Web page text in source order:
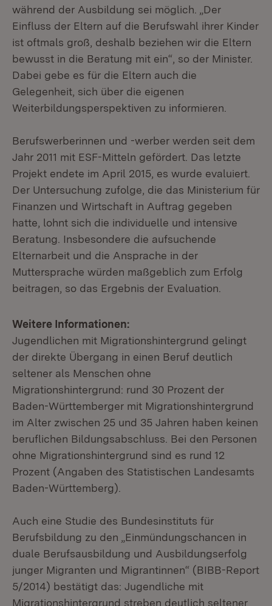
während der Ausbildung sei möglich. „Der
Einfluss der Eltern auf die Berufswahl ihrer Kinder
ist oftmals groß, deshalb beziehen wir die Eltern
bewusst in die Beratung mit ein“, so der Minister.
Dabei gebe es für die Eltern auch die
Gelegenheit, sich über die eigenen
Weiterbildungsperspektiven zu informieren.
Berufswerberinnen und -werber werden seit dem
Jahr 2011 mit ESF-Mitteln gefördert. Das letzte
Projekt endete im April 2015, es wurde evaluiert.
Der Untersuchung zufolge, die das Ministerium für
Finanzen und Wirtschaft in Auftrag gegeben
hatte, lohnt sich die individuelle und intensive
Beratung. Insbesondere die aufsuchende
Elternarbeit und die Ansprache in der
Muttersprache würden maßgeblich zum Erfolg
beitragen, so das Ergebnis der Evaluation.
Weitere Informationen:
Jugendlichen mit Migrationshintergrund gelingt
der direkte Übergang in einen Beruf deutlich
seltener als Menschen ohne
Migrationshintergrund: rund 30 Prozent der
Baden-Württemberger mit Migrationshintergrund
im Alter zwischen 25 und 35 Jahren haben keinen
beruflichen Bildungsabschluss. Bei den Personen
ohne Migrationshintergrund sind es rund 12
Prozent (Angaben des Statistischen Landesamts
Baden-Württemberg).
Auch eine Studie des Bundesinstituts für
Berufsbildung zu den „Einmündungschancen in
duale Berufsausbildung und Ausbildungserfolg
junger Migranten und Migrantinnen“ (BIBB-Report
5/2014) bestätigt das: Jugendliche mit
Migrationshintergrund streben deutlich seltener